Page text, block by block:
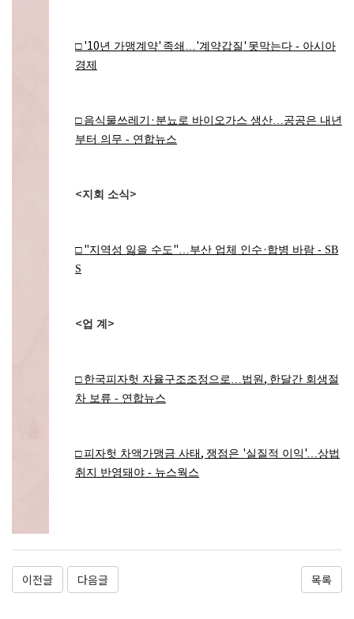
□ '10년 가맹계약' 족쇄 …'계약갑질 ' 못막는다 - 아시아
경제
□ 음식물쓰레기 · 분뇨로 바이오가스 생산…공공은 내년
부터 의무 - 연합뉴스
<지회 소식 >
□ "지역성 잃을 수도"…부산 업체 인수 · 합병 바람 - SB
S
<업 계 >
□ 한국피자헛 자율구조조정으로…법원 , 한달간 회생절
차 보류 - 연합뉴스
□피자헛 차액가맹금 사태 , 쟁점은 '실질적 이익 '…상법
취지 반영돼야 - 뉴스웍스
이전글 다음글 목록